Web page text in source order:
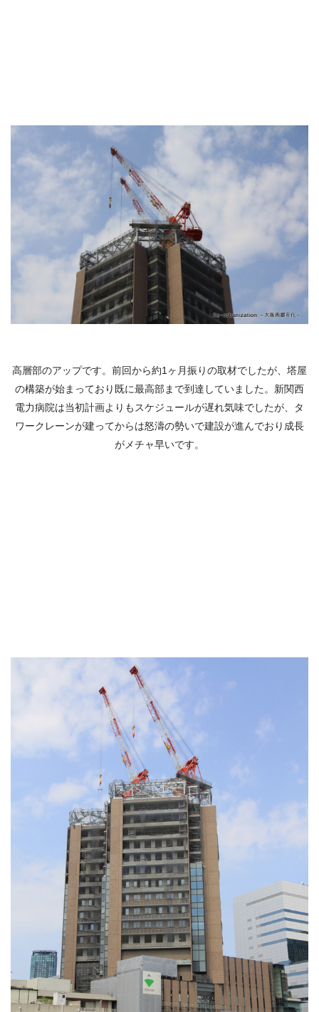
高層部のアップです。前回から約1ヶ月振りの取材でしたが、塔屋
の構築が始まっており既に最高部まで到達していました。新関西
電力病院は当初計画よりもスケジュールが遅れ気味でしたが、タ
ワークレーンが建ってからは怒濤の勢いで建設が進んでおり成長
がメチャ早いです。